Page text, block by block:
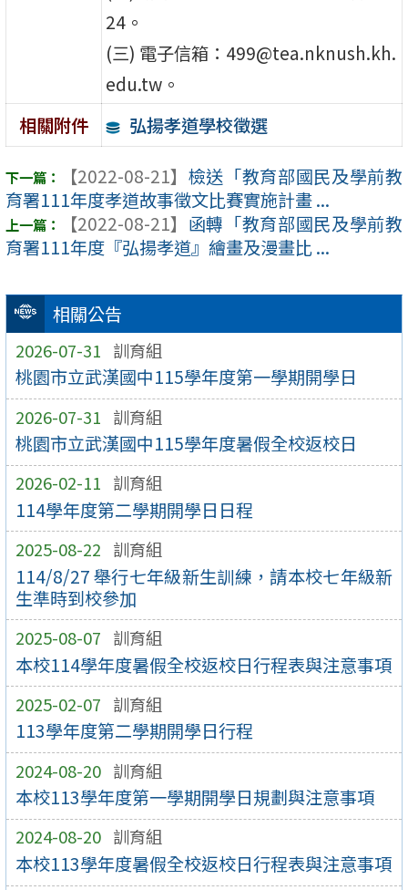
相關公告
2026-07-31 訓育組
桃園市立武漢國中115學年度第一學期開學日
2026-07-31 訓育組
桃園市立武漢國中115學年度暑假全校返校日
2026-02-11 訓育組
114學年度第二學期開學日日程
2025-08-22 訓育組
114/8/27 舉行七年級新生訓練，請本校七年級新
生準時到校參加
2025-08-07 訓育組
本校114學年度暑假全校返校日行程表與注意事項
2025-02-07 訓育組
113學年度第二學期開學日行程
2024-08-20 訓育組
本校113學年度第一學期開學日規劃與注意事項
2024-08-20 訓育組
本校113學年度暑假全校返校日行程表與注意事項
24。
(三) 電子信箱：499@tea.nknush.kh.
edu.tw。
相關附件
弘揚孝道學校徵選
【2022-08-21】 檢送「教育部國民及學前教
育署111年度孝道故事徵文比賽實施計畫 ...
【2022-08-21】 函轉「教育部國民及學前教
育署111年度『弘揚孝道』繪畫及漫畫比 ...